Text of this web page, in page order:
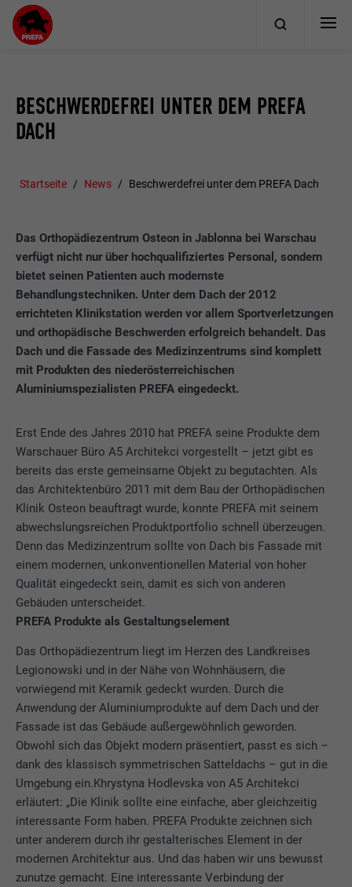
BESCHWERDEFREI UNTER DEM PREFA
DACH
Startseite News Beschwerdefrei unter dem PREFA Dach
Das Orthopädiezentrum Osteon in Jablonna bei Warschau
verfügt nicht nur über hochqualifiziertes Personal, sondern
bietet seinen Patienten auch modernste
Behandlungstechniken. Unter dem Dach der 2012
errichteten Klinikstation werden vor allem Sportverletzungen
und orthopädische Beschwerden erfolgreich behandelt. Das
Dach und die Fassade des Medizinzentrums sind komplett
mit Produkten des niederösterreichischen
Aluminiumspezialisten PREFA eingedeckt.
Erst Ende des Jahres 2010 hat PREFA seine Produkte dem
Warschauer Büro A5 Architekci vorgestellt – jetzt gibt es
bereits das erste gemeinsame Objekt zu begutachten. Als
das Architektenbüro 2011 mit dem Bau der Orthopädischen
Klinik Osteon beauftragt wurde, konnte PREFA mit seinem
abwechslungsreichen Produktportfolio schnell überzeugen.
Denn das Medizinzentrum sollte von Dach bis Fassade mit
einem modernen, unkonventionellen Material von hoher
Qualität eingedeckt sein, damit es sich von anderen
Gebäuden unterscheidet.
PREFA Produkte als Gestaltungselement
Das Orthopädiezentrum liegt im Herzen des Landkreises
Legionowski und in der Nähe von Wohnhäusern, die
vorwiegend mit Keramik gedeckt wurden. Durch die
Anwendung der Aluminiumprodukte auf dem Dach und der
Fassade ist das Gebäude außergewöhnlich geworden.
Obwohl sich das Objekt modern präsentiert, passt es sich –
dank des klassisch symmetrischen Satteldachs – gut in die
Umgebung ein.Khrystyna Hodlevska von A5 Architekci
erläutert: „Die Klinik sollte eine einfache, aber gleichzeitig
interessante Form haben. PREFA Produkte zeichnen sich
unter anderem durch ihr gestalterisches Element in der
modernen Architektur aus. Und das haben wir uns bewusst
zunutze gemacht. Eine interessante Verbindung der